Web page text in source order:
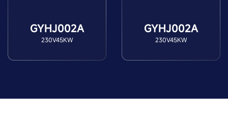
GYHJ002A
230V45KW
GYHJ002A
230V45KW